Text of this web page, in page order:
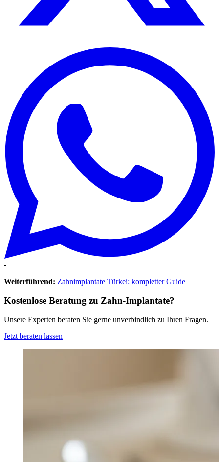
-
Weiterführend: Zahnimplantate Türkei: kompletter Guide
Kostenlose Beratung zu Zahn-Implantate?
Unsere Experten beraten Sie gerne unverbindlich zu Ihren Fragen.
Jetzt beraten lassen